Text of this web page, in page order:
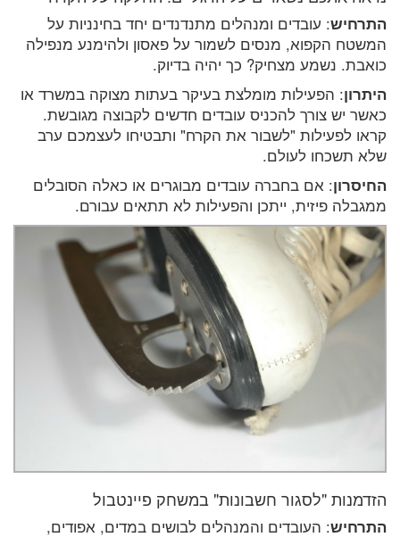
התרחיש: עובדים ומנהלים מתנדנדים יחד בחינניות על
המשטח הקפוא, מנסים לשמור על פאסון ולהימנע מנפילה
כואבת. נשמע מצחיק? כך יהיה בדיוק.
היתרון: הפעילות מומלצת בעיקר בעתות מצוקה במשרד או
כאשר יש צורך להכניס עובדים חדשים לקבוצה מגובשת.
קראו לפעילות "לשבור את הקרח" ותבטיחו לעצמכם ערב
שלא תשכחו לעולם.
החיסרון: אם בחברה עובדים מבוגרים או כאלה הסובלים
ממגבלה פיזית, ייתכן והפעילות לא תתאים עבורם.
הזדמנות "לסגור חשבונות" במשחק פיינטבול
התרחיש: העובדים והמנהלים לבושים במדים, אפודים,